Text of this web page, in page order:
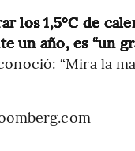
los 1,5ºC de
un año, es “un
“Mira la